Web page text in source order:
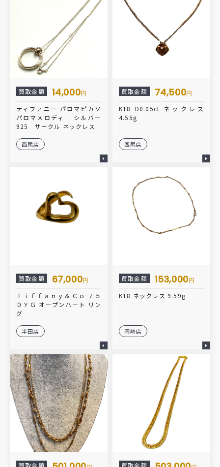
買取金額 14,000円
ティファニー パロマピカソ
パロマメロディ シルバー
925 サークル ネックレス
西尾店
買取金額 74,500円
K18 D0.05ct ネックレス
4.55g
西尾店
買取金額 67,000円
Ｔｉｆｆａｎｙ＆Ｃｏ ７５
０ＹＧ オープンハート リン
グ
半田店
買取金額 153,000円
K18 ネックレス 9.59g
岡崎店
買取金額 買取金額